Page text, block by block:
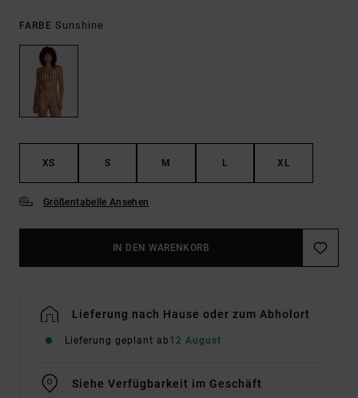
FARBE Sunshine
XS S M L XL
Größentabelle Ansehen
IN DEN WARENKORB
Lieferung nach Hause oder zum Abholort
Lieferung geplant ab 12 August
Siehe Verfügbarkeit im Geschäft